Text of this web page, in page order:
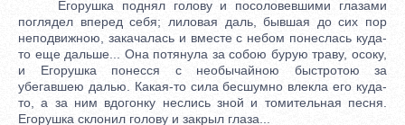
Егорушка поднял голову и посоловевшими глазами
поглядел вперед себя; лиловая даль, бывшая до сих пор
неподвижною, закачалась и вместе с небом понеслась куда-
то еще дальше... Она потянула за собою бурую траву, осоку,
и Егорушка понесся с необычайною быстротою за
убегавшею далью. Какая-то сила бесшумно влекла его куда-
то, а за ним вдогонку неслись зной и томительная песня.
Егорушка склонил голову и закрыл глаза...